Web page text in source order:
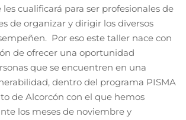
les cualificará para ser profesionales de
de organizar y dirigir los diversos
Por eso este taller nace con
de ofrecer una oportunidad
que se encuentren en una
dentro del programa PISMA
de Alcorcón con el que hemos
los meses de noviembre y